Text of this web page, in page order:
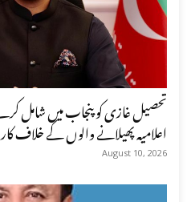
تحصیل غازی کو پنجاب میں شامل
اعلامیہ پھیلانے والوں کے خلاف
August 10, 2026